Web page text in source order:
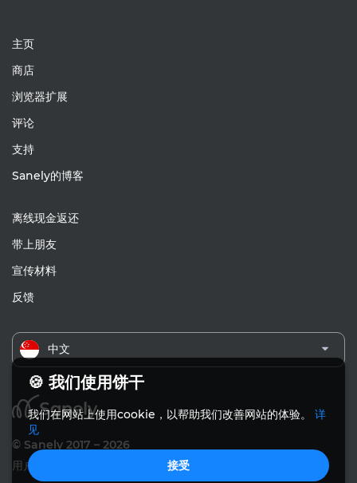
主页
商店
浏览器扩展
评论
支持
Sanely的博客
离线现金返还
带上朋友
宣传材料
反馈
中文
© Sanely 2017 – 2026
用户协议
🍪 我们使用饼干
我们在网站上使用cookie，以帮助我们改善网站的体验。 详
见
接受